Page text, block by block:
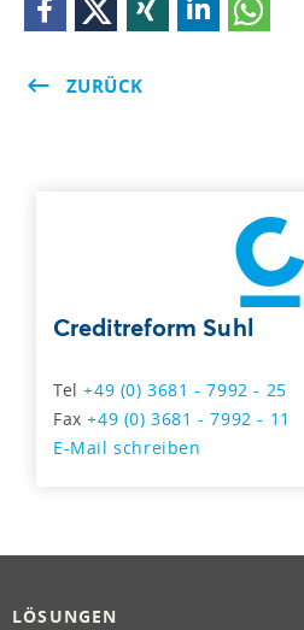
ZURÜCK
Creditreform Suhl
Tel+49 (0) 3681 - 7992 - 25
Fax+49 (0) 3681 - 7992 - 11
E-Mail schreiben
LÖSUNGEN